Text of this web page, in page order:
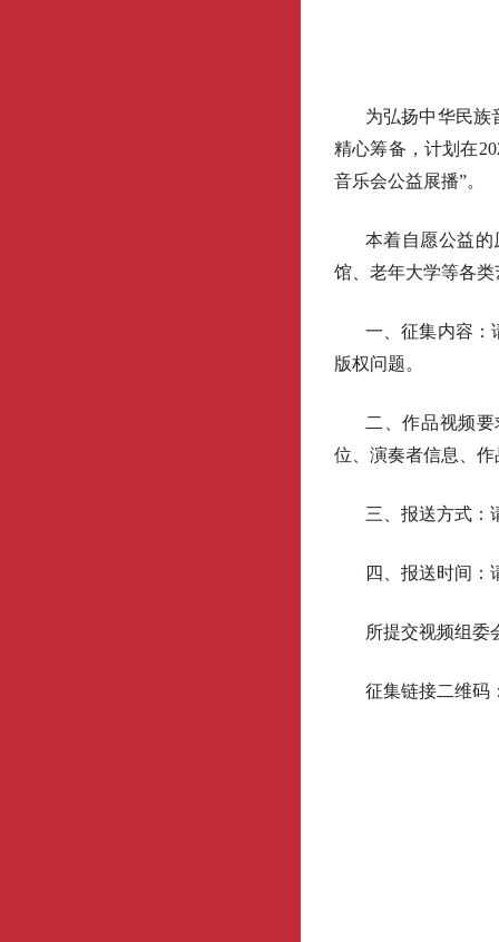
为弘扬中华民族
精心筹备，计划在
音乐会公益展播”。
本着自愿公益
馆、老年大学等各
一、征集内容：
版权问题。
二、作品视频
位、演奏者信息、
三、报送方式：
四、报送时间：
所提交视频组委
征集链接二维码